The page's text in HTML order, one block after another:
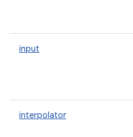
input
interpolator